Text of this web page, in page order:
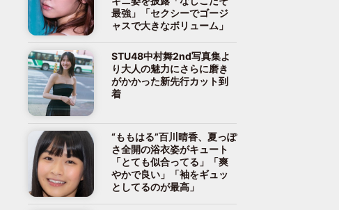
最強」「セクシーでゴージ
ャスで大きなボリューム」
STU48中村舞2nd写真集よ
り大人の魅力にさらに磨き
がかかった新先行カット到
着
“ももはる”百川晴香、夏っぽ
さ全開の浴衣姿がキュート
「とても似合ってる」「爽
やかで良い」「袖をギュッ
としてるのが最高」